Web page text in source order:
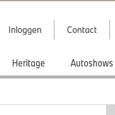
Inloggen Contact
Heritage Autoshows